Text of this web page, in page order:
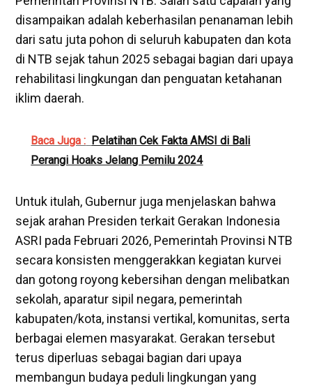
disampaikan adalah keberhasilan penanaman lebih
dari satu juta pohon di seluruh kabupaten dan kota
di NTB sejak tahun 2025 sebagai bagian dari upaya
rehabilitasi lingkungan dan penguatan ketahanan
iklim daerah.
Baca Juga : Pelatihan Cek Fakta AMSI di Bali
Perangi Hoaks Jelang Pemilu 2024
Untuk itulah, Gubernur juga menjelaskan bahwa
sejak arahan Presiden terkait Gerakan Indonesia
ASRI pada Februari 2026, Pemerintah Provinsi NTB
secara konsisten menggerakkan kegiatan kurvei
dan gotong royong kebersihan dengan melibatkan
sekolah, aparatur sipil negara, pemerintah
kabupaten/kota, instansi vertikal, komunitas, serta
berbagai elemen masyarakat. Gerakan tersebut
terus diperluas sebagai bagian dari upaya
membangun budaya peduli lingkungan yang